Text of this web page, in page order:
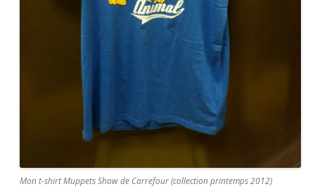
Mon t-shirt Muppets Show de Carrefour (collection printemps 2012)